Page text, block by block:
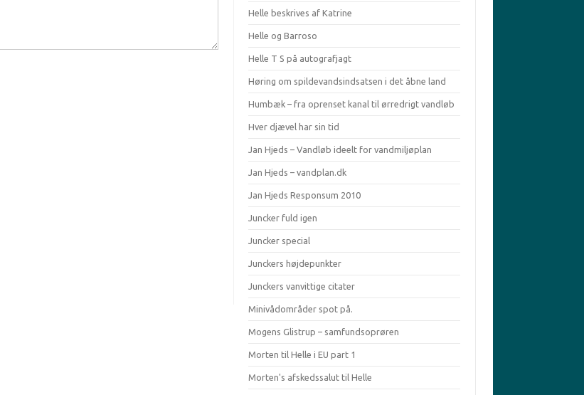
Helle beskrives af Katrine
Helle og Barroso
Helle T S på autografjagt
Høring om spildevandsindsatsen i det åbne land
Humbæk – fra oprenset kanal til ørredrigt vandløb
Hver djævel har sin tid
Jan Hjeds – Vandløb ideelt for vandmiljøplan
Jan Hjeds – vandplan.dk
Jan Hjeds Responsum 2010
Juncker fuld igen
Juncker special
Junckers højdepunkter
Junckers vanvittige citater
Minivådområder spot på.
Mogens Glistrup – samfundsoprøren
Morten til Helle i EU part 1
Morten's afskedssalut til Helle